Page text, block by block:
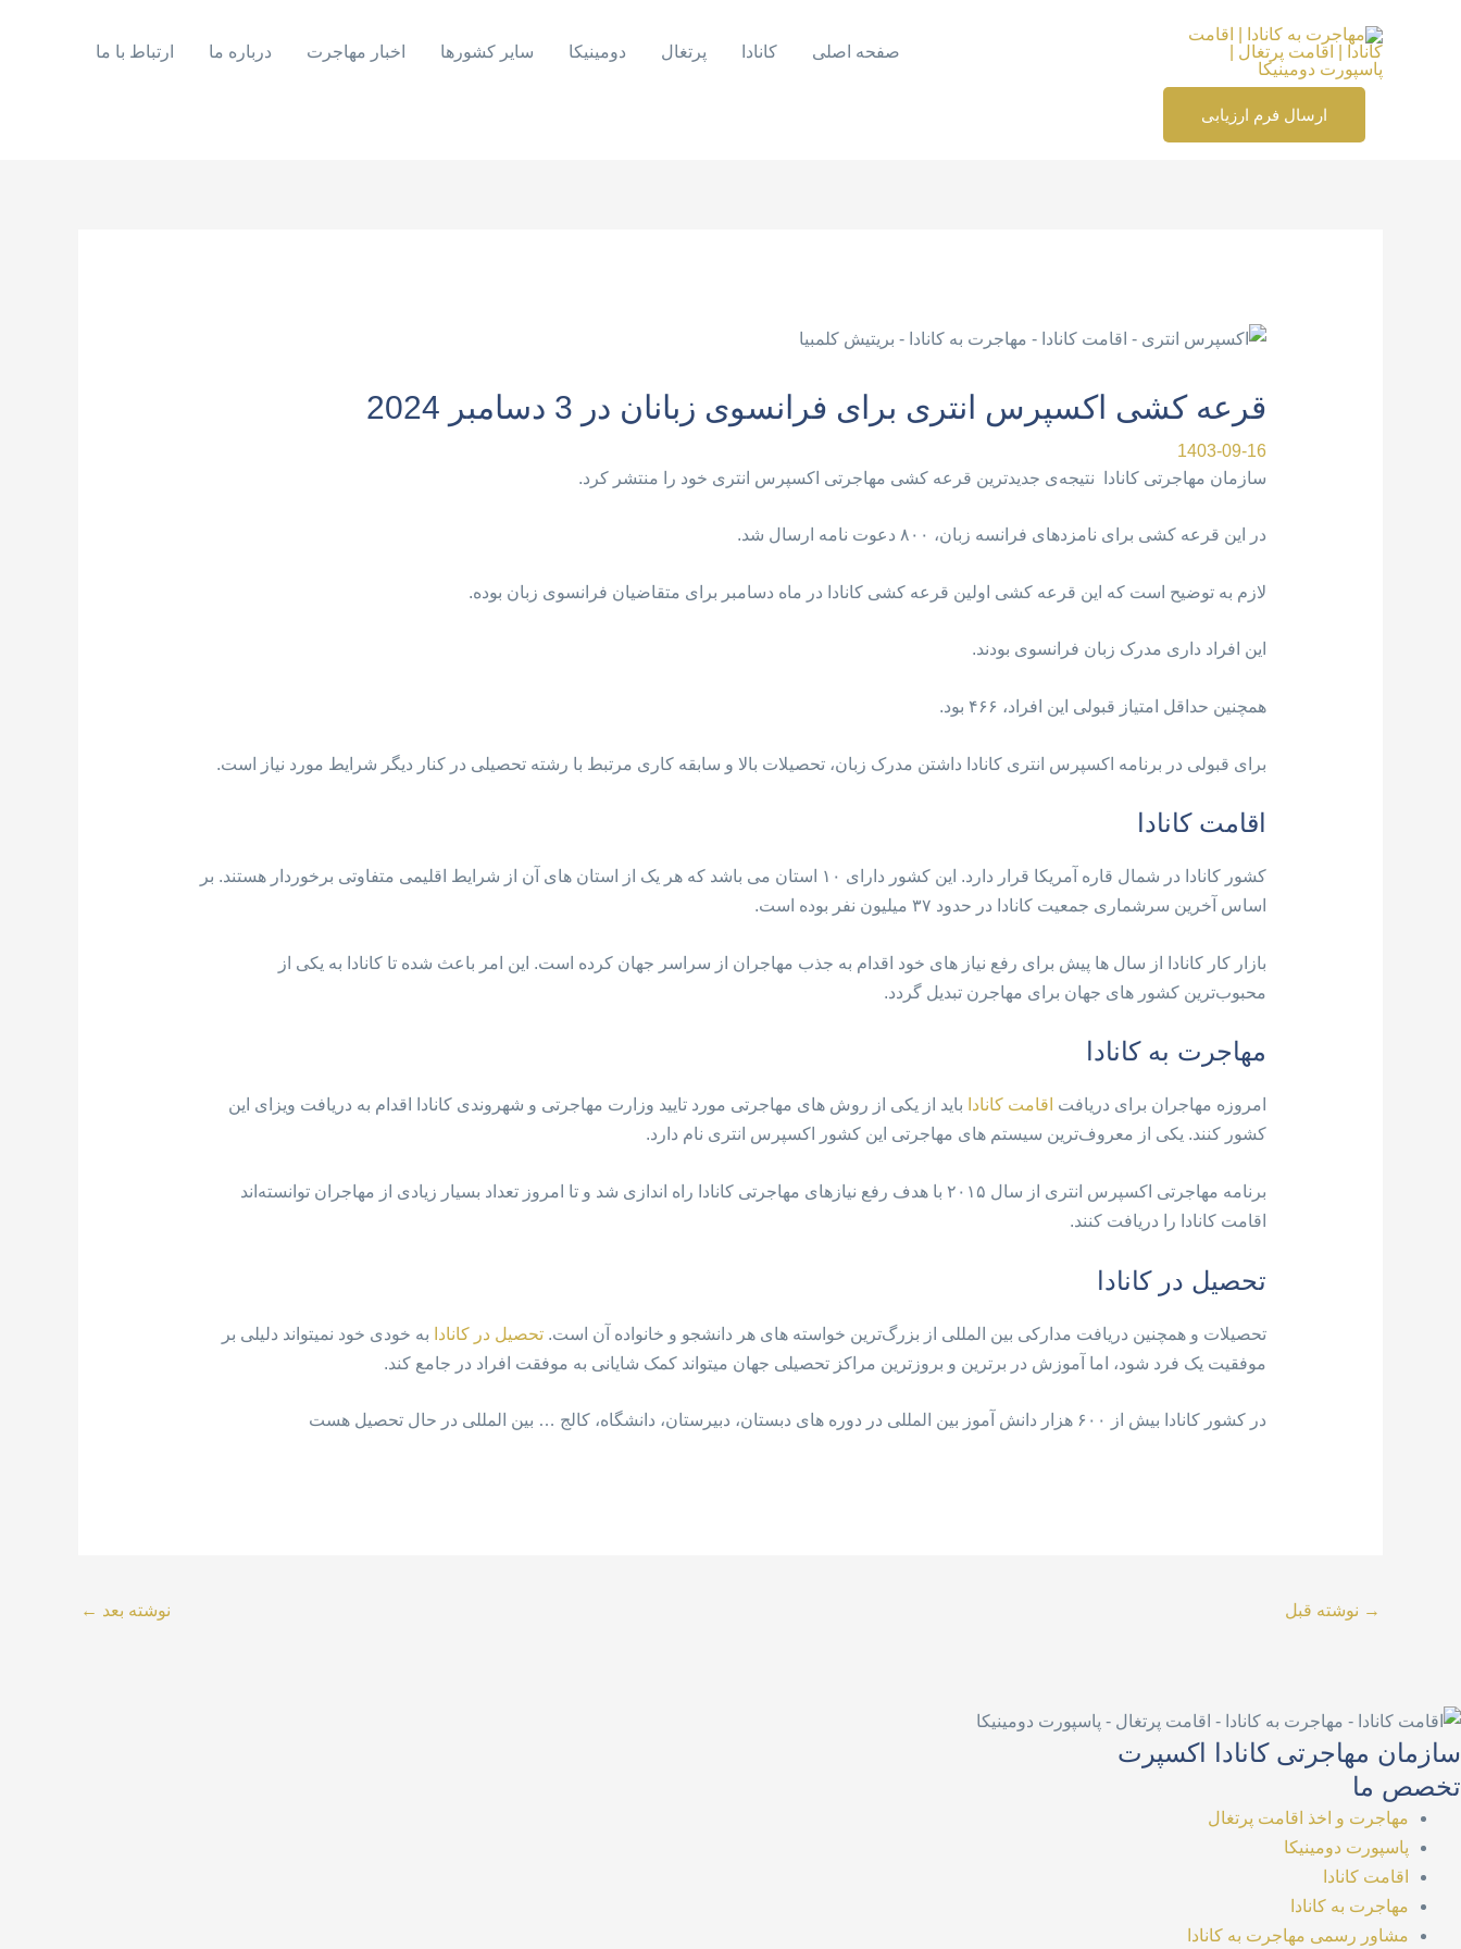
صفحه اصلی کانادا پرتغال دومینیکا سایر کشورها اخبار مهاجرت درباره ما ارتباط با ما
ارسال فرم ارزیابی
قرعه کشی اکسپرس انتری برای فرانسوی زبانان در 3 دسامبر 2024
1403-09-16
سازمان مهاجرتی کانادا نتیجه‌ی جدیدترین قرعه کشی مهاجرتی اکسپرس انتری خود را منتشر کرد.
در این قرعه کشی برای نامزدهای فرانسه زبان، ۸۰۰ دعوت نامه ارسال شد.
لازم به توضیح است که این قرعه کشی اولین قرعه کشی کانادا در ماه دسامبر برای متقاضیان فرانسوی زبان بوده.
این افراد داری مدرک زبان فرانسوی بودند.
همچنین حداقل امتیاز قبولی این افراد، ۴۶۶ بود.
برای قبولی در برنامه اکسپرس انتری کانادا داشتن مدرک زبان، تحصیلات بالا و سابقه کاری مرتبط با رشته تحصیلی در کنار دیگر شرایط مورد نیاز است.
اقامت کانادا
کشور کانادا در شمال قاره آمریکا قرار دارد. این کشور دارای ۱۰ استان می باشد که هر یک از استان های آن از شرایط اقلیمی متفاوتی برخوردار هستند. بر
اساس آخرین سرشماری جمعیت کانادا در حدود ۳۷ میلیون نفر بوده است.
بازار کار کانادا از سال ها پیش برای رفع نیاز های خود اقدام به جذب مهاجران از سراسر جهان کرده است. این امر باعث شده تا کانادا به یکی از
محبوب‌ترین کشور های جهان برای مهاجرن تبدیل گردد.
مهاجرت به کانادا
امروزه مهاجران برای دریافت اقامت کانادا باید از یکی از روش های مهاجرتی مورد تایید وزارت مهاجرتی و شهروندی کانادا اقدام به دریافت ویزای این
کشور کنند. یکی از معروف‌ترین سیستم های مهاجرتی این کشور اکسپرس انتری نام دارد.
برنامه مهاجرتی اکسپرس انتری از سال ۲۰۱۵ با هدف رفع نیازهای مهاجرتی کانادا راه اندازی شد و تا امروز تعداد بسیار زیادی از مهاجران توانسته‌اند
اقامت کانادا را دریافت کنند.
تحصیل در کانادا
تحصیلات و همچنین دریافت مدارکی بین المللی از بزرگ‌ترین خواسته های هر دانشجو و خانواده آن است. تحصیل در کانادا به خودی خود نمیتواند دلیلی بر
موفقیت یک فرد شود، اما آموزش در برترین و بروزترین مراکز تحصیلی جهان میتواند کمک شایانی به موفقت افراد در جامع کند.
در کشور کانادا بیش از ۶۰۰ هزار دانش آموز بین المللی در دوره های دبستان، دبیرستان، دانشگاه، کالج … بین المللی در حال تحصیل هست
→ نوشته قبل نوشته بعد ←
سازمان مهاجرتی کانادا اکسپرت
تخصص ما
مهاجرت و اخذ اقامت پرتغال
پاسپورت دومینیکا
اقامت کانادا
مهاجرت به کانادا
مشاور رسمی مهاجرت به کانادا